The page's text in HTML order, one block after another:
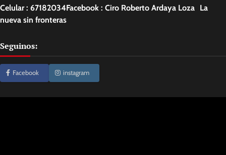
Celular : 67182034Facebook : Ciro Roberto Ardaya Loza La
nueva sin fronteras
Seguinos:
Facebook instagram